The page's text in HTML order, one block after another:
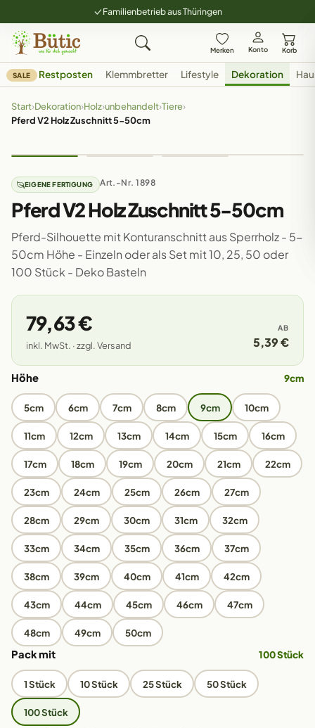
Familienbetrieb aus Thüringen
Merken Konto Korb
SALE Restposten Klemmbretter Lifestyle Dekoration
Start›Dekoration›Holz›unbehandelt›Tiere›
Pferd V2 Holz Zuschnitt 5-50cm
EIGENE FERTIGUNG Art.-Nr. 1898
Pferd V2 Holz Zuschnitt 5-50cm
Pferd-Silhouette mit Konturanschnitt aus Sperrholz - 5-
50cm Höhe - Einzeln oder als Set mit 10, 25, 50 oder
100 Stück - Deko Basteln
79,63 €
inkl. MwSt. · zzgl. Versand
AB
5,39 €
Höhe 9cm
5cm 6cm 7cm 8cm 9cm 10cm
11cm 12cm 13cm 14cm 15cm 16cm
17cm 18cm 19cm 20cm 21cm 22cm
23cm 24cm 25cm 26cm 27cm
28cm 29cm 30cm 31cm 32cm
33cm 34cm 35cm 36cm 37cm
38cm 39cm 40cm 41cm 42cm
43cm 44cm 45cm 46cm 47cm
48cm 49cm 50cm
Pack mit 100 Stück
1 Stück 10 Stück 25 Stück 50 Stück
100 Stück